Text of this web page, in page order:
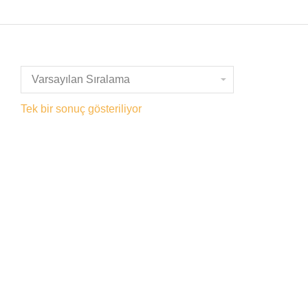
Tek bir sonuç gösteriliyor